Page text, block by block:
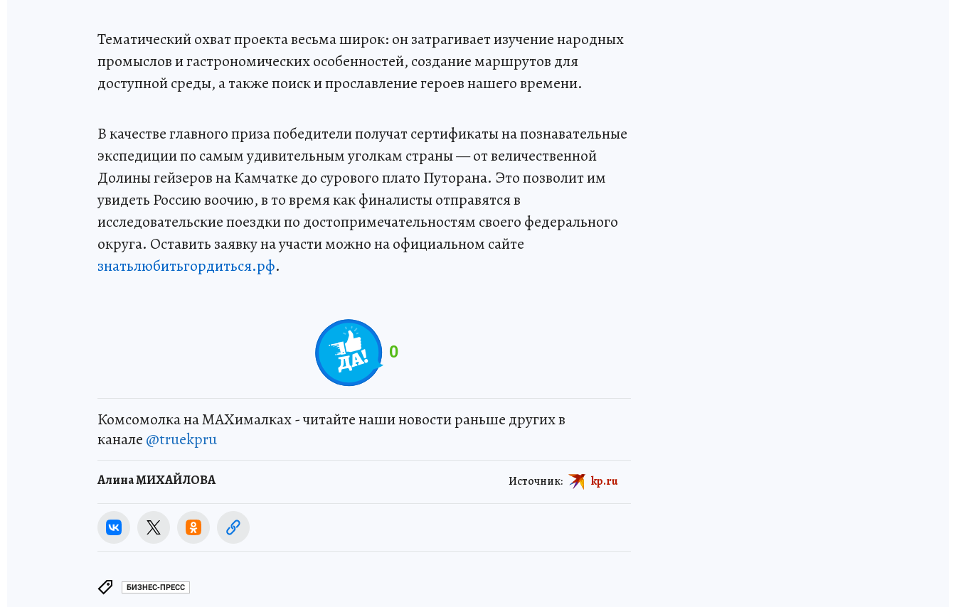
Тематический охват проекта весьма широк: он затрагивает изучение народных
промыслов и гастрономических особенностей, создание маршрутов для
доступной среды, а также поиск и прославление героев нашего времени.
В качестве главного приза победители получат сертификаты на познавательные
экспедиции по самым удивительным уголкам страны — от величественной
Долины гейзеров на Камчатке до сурового плато Путорана. Это позволит им
увидеть Россию воочию, в то время как финалисты отправятся в
исследовательские поездки по достопримечательностям своего федерального
округа. Оставить заявку на участи можно на официальном сайте
знатьлюбитьгордиться.рф.
0
Комсомолка на MAXималках - читайте наши новости раньше других в
канале @truekpru
Алина МИХАЙЛОВА Источник: kp.ru
БИЗНЕС-ПРЕСС